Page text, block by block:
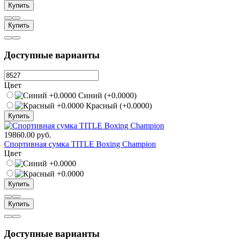
Купить
Купить
Доступные варианты
Цвет
Синий (+0.0000)
Красный (+0.0000)
Купить
19860.00 руб.
Спортивная сумка TITLE Boxing Champion
Цвет
Купить
Купить
Доступные варианты